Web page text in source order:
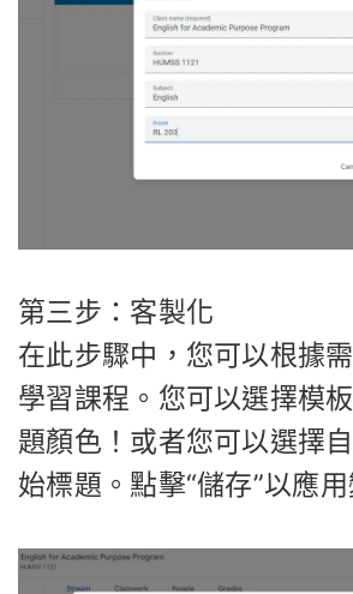
第三步：客製化
在此步驟中，您可以根據
學習課程。您可以選擇模
題顏色！或者您可以選擇
始標題。點擊“儲存”以應用